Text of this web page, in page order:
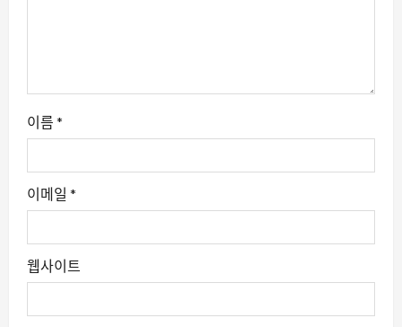
이름 *
이메일 *
웹사이트